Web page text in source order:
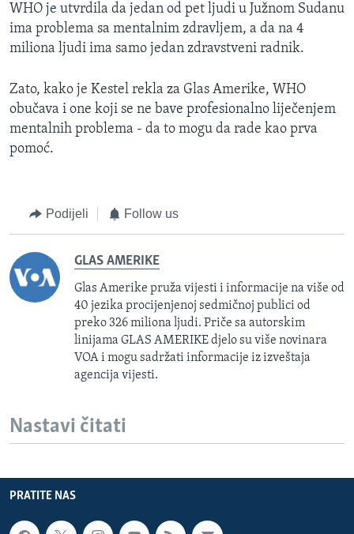
WHO je utvrdila da jedan od pet ljudi u Južnom Sudanu
ima problema sa mentalnim zdravljem, a da na 4
miliona ljudi ima samo jedan zdravstveni radnik.
Zato, kako je Kestel rekla za Glas Amerike, WHO
obučava i one koji se ne bave profesionalno liječenjem
mentalnih problema - da to mogu da rade kao prva
pomoć.
Podijeli Follow us
GLAS AMERIKE
Glas Amerike pruža vijesti i informacije na više od
40 jezika procijenjenoj sedmičnoj publici od
preko 326 miliona ljudi. Priče sa autorskim
linijama GLAS AMERIKE djelo su više novinara
VOA i mogu sadržati informacije iz izveštaja
agencija vijesti.
Nastavi čitati
PRATITE NAS